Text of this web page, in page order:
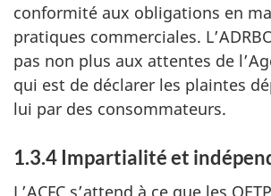
conformité aux obligations en
pratiques commerciales.
pas non plus aux attentes de
qui est de déclarer les plaintes
lui par des consommateurs.
1.3.4 Impartialité et
L’ACFC s’attend à ce que les OETP